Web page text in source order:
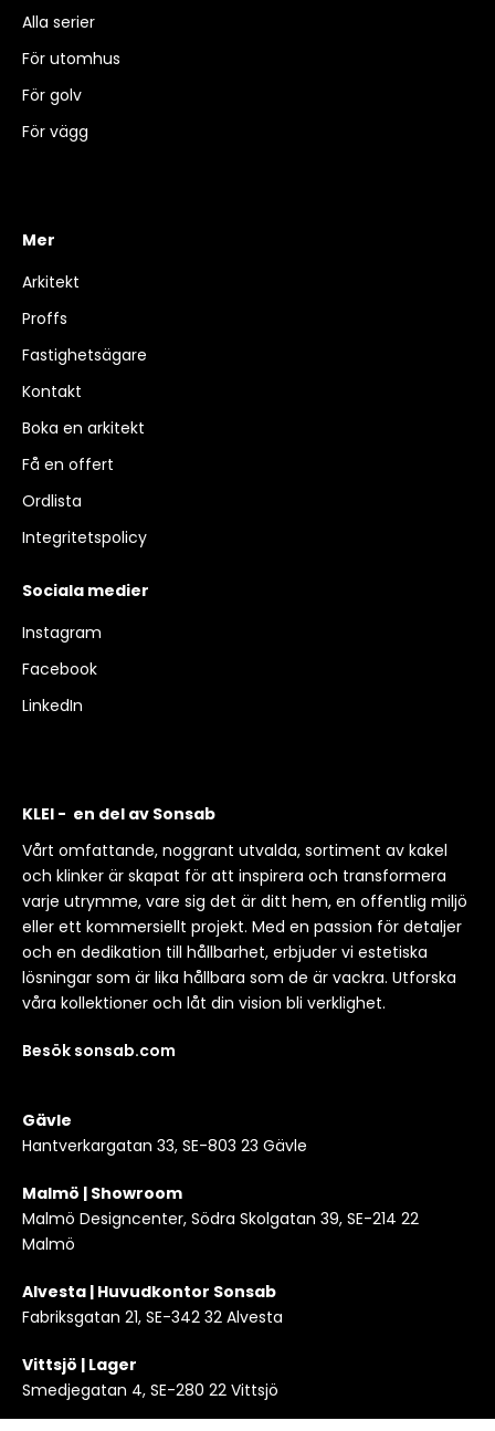
Alla serier
För utomhus
För golv
För vägg
Mer
Arkitekt
Proffs
Fastighetsägare
Kontakt
Boka en arkitekt
Få en offert
Ordlista
Integritetspolicy
Sociala medier
Instagram
Facebook
LinkedIn
KLEI - en del av Sonsab
Vårt omfattande, noggrant utvalda, sortiment av kakel
och klinker är skapat för att inspirera och transformera
varje utrymme, vare sig det är ditt hem, en offentlig miljö
eller ett kommersiellt projekt. Med en passion för detaljer
och en dedikation till hållbarhet, erbjuder vi estetiska
lösningar som är lika hållbara som de är vackra. Utforska
våra kollektioner och låt din vision bli verklighet.
Besök sonsab.com
Gävle
Hantverkargatan 33, SE-803 23 Gävle
Malmö | Showroom
Malmö Designcenter, Södra Skolgatan 39, SE-214 22
Malmö
Alvesta | Huvudkontor Sonsab
Fabriksgatan 21, SE-342 32 Alvesta
Vittsjö | Lager
Smedjegatan 4, SE-280 22 Vittsjö